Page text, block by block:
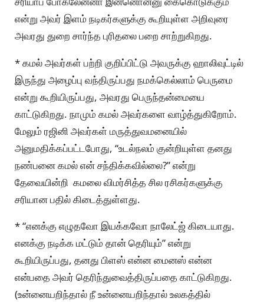
என்று அவர் இளம் நடிகர்களுக்கு கூறியுள்ள அறிவுரை
அவரது துறை சார்ந்த புரிதலை பறை சாற்றுகிறது.
* கமல் அவர்கள் பற்றி குறிப்பிட்டு அவருக்கு ஹாலிவுட்டில்
இருந்து அழைப்பு வந்திருப்பது நமக்கெல்லாம் பெருமை
என்று கூறியிருப்பது, அவரது பெருந்தன்மையை
காட்டுகிறது. நாமும் கமல் அவர்களை வாழ்த்துகிறோம்.
மேலும் ரஜினி அவர்கள் மருத்துவமனையில்
அனுமதிக்கப்பட்டபோது, “உடல்நலம் குன்றியுள்ள தனது
நண்பனை கமல் என் சந்திக்கவில்லை?” என்று
தேவையின்றி கமலை விமர்சித்த சில ரசிகர்களுக்கு
சரியான பதில் கிடைத்துள்ளது.
* “எனக்கு எழுதவோ இயக்கவோ நாலேட்ஜ் கிடையாது.
எனக்கு நடிக்க மட்டும் தான் தெரியும்” என்று
கூறியிருப்பது, தனது பிளஸ் என்ன மைனஸ் என்ன
என்பதை அவர் தெரிந்துவைத்திருப்பதை காட்டுகிறது.
(உன்னையறிந்தால் நீ உன்னையறிந்தால் உலகத்தில்